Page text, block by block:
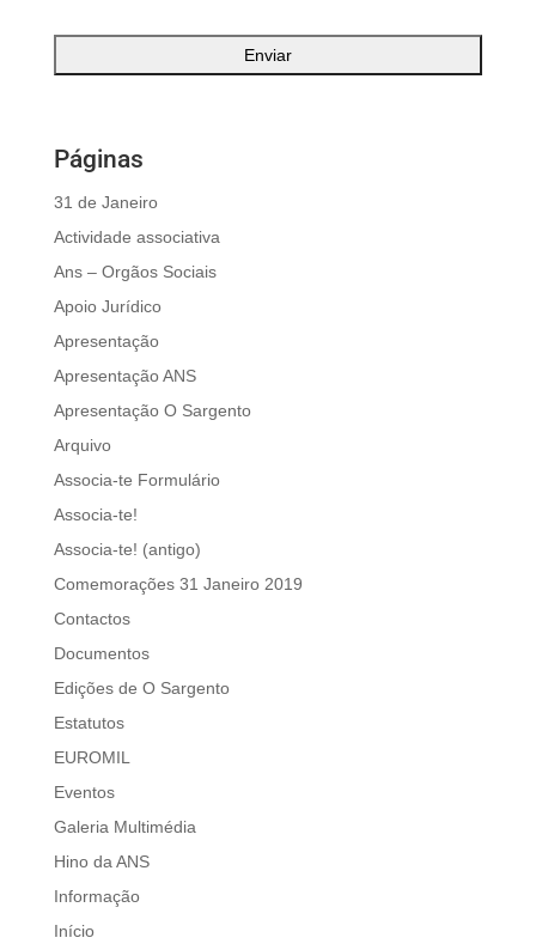
Páginas
31 de Janeiro
Actividade associativa
Ans – Orgãos Sociais
Apoio Jurídico
Apresentação
Apresentação ANS
Apresentação O Sargento
Arquivo
Associa-te Formulário
Associa-te!
Associa-te! (antigo)
Comemorações 31 Janeiro 2019
Contactos
Documentos
Edições de O Sargento
Estatutos
EUROMIL
Eventos
Galeria Multimédia
Hino da ANS
Informação
Início